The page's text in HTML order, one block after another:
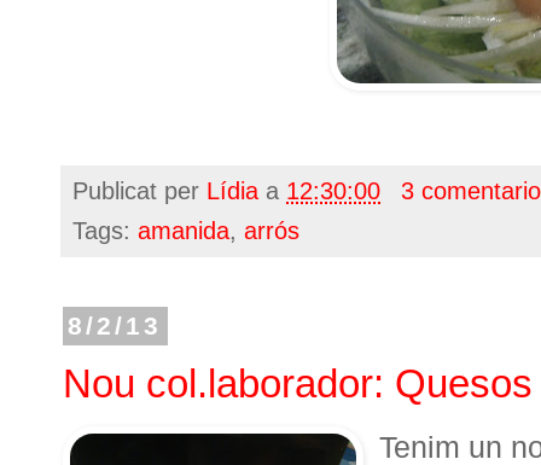
Publicat per Lídia a 12:30:00
3
Tags: amanida, arrós
8/2/13
Nou col.laborador:
Tenim un